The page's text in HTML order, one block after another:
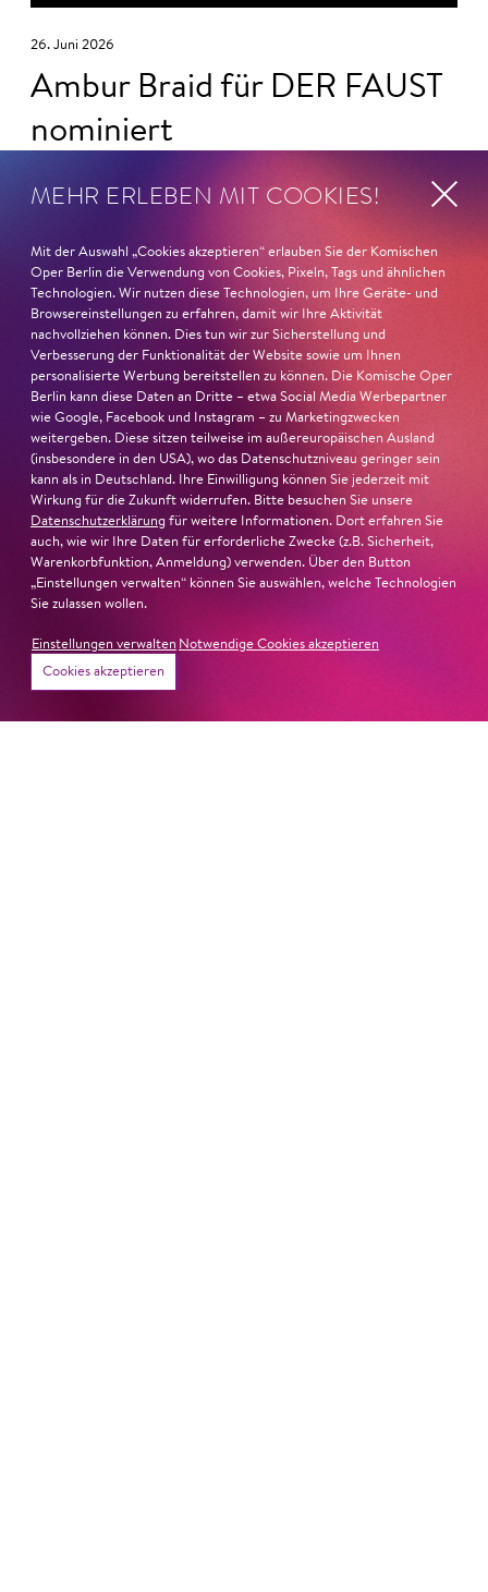
26. Juni 2026
Ambur Braid für DER FAUST
nominiert
FAUST nominiert in der Kategorie »Darsteller:in
Katerina Lwowna Ismailowa in Barrie Koskys Lady
Macbeth von Mzensk
sei jederzeit authentisch, ziehe das
Publikum in ihren Bann, fordere zum Miterleben und
Mitleiden heraus – niemand im Saal bliebe teilnahmslos
zurück, lobt die Jury Ambur Braids stimmliche Wucht
und ihre starke Bühnenpräsenz:
»In dem überwältigenden Farbenreichtum ihres Spiels
sind Auflehnung und Verletzlichkeit ebenso nachfühlbar
wie die verzweifelte Einsamkeit ihrer Figur.«
Begründung
MEHR ERLEBEN MIT COOKIES!
Mit der Auswahl „Cookies akzeptieren“ erlauben Sie der Komischen
Oper Berlin die Verwendung von Cookies, Pixeln, Tags und ähnlichen
Technologien. Wir nutzen diese Technologien, um Ihre Geräte- und
Browsereinstellungen zu erfahren, damit wir Ihre Aktivität
nachvollziehen können. Dies tun wir zur Sicherstellung und
Verbesserung der Funktionalität der Website sowie um Ihnen
personalisierte Werbung bereitstellen zu können. Die Komische Oper
Berlin kann diese Daten an Dritte – etwa Social Media Werbepartner
wie Google, Facebook und Instagram – zu Marketingzwecken
weitergeben. Diese sitzen teilweise im außereuropäischen Ausland
(insbesondere in den USA), wo das Datenschutzniveau geringer sein
kann als in Deutschland. Ihre Einwilligung können Sie jederzeit mit
Wirkung für die Zukunft widerrufen. Bitte besuchen Sie unsere
Datenschutzerklärung für weitere Informationen. Dort erfahren Sie
auch, wie wir Ihre Daten für erforderliche Zwecke (z.B. Sicherheit,
Warenkorbfunktion, Anmeldung) verwenden. Über den Button
„Einstellungen verwalten“ können Sie auswählen, welche Technologien
Sie zulassen wollen.
Einstellungen verwalten Notwendige Cookies akzeptieren
Cookies akzeptieren